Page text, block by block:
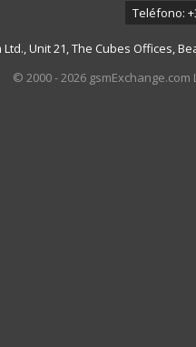
Teléfono:
Ltd., Unit 21, The Cubes Offices,
© 2000 - 2026